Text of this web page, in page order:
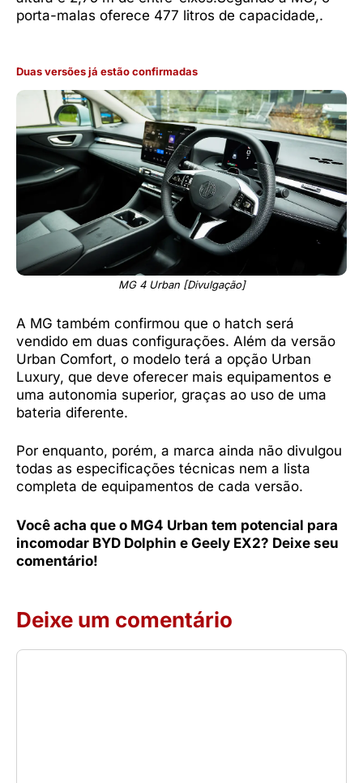
porta-malas oferece 477 litros de capacidade,.
Duas versões já estão confirmadas
MG 4 Urban [Divulgação]
A MG também confirmou que o hatch será
vendido em duas configurações. Além da versão
Urban Comfort, o modelo terá a opção Urban
Luxury, que deve oferecer mais equipamentos e
uma autonomia superior, graças ao uso de uma
bateria diferente.
Por enquanto, porém, a marca ainda não divulgou
todas as especificações técnicas nem a lista
completa de equipamentos de cada versão.
Você acha que o MG4 Urban tem potencial para
incomodar BYD Dolphin e Geely EX2? Deixe seu
comentário!
Deixe um comentário
Comentário